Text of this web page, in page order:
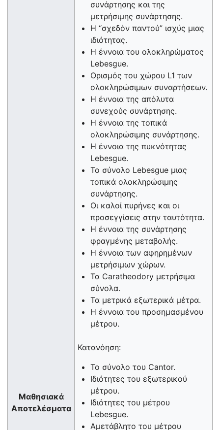
Μαθησιακά
Αποτελέσματα
συνάρτησης και της
μετρήσιμης συνάρτησης.
Η “σχεδόν παντού” ισχύς μιας
ιδιότητας.
Η έννοια του ολοκληρώματος
Lebesgue.
Ορισμός του χώρου L1 των
ολοκληρώσιμων συναρτήσεων.
Η έννοια της απόλυτα
συνεχούς συνάρτησης.
Η έννοια της τοπικά
ολοκληρώσιμης συνάρτησης.
Η έννοια της πυκνότητας
Lebesgue.
Το σύνολο Lebesgue μιας
τοπικά ολοκληρώσιμης
συνάρτησης.
Οι καλοί πυρήνες και οι
προσεγγίσεις στην ταυτότητα.
Η έννοια της συνάρτησης
φραγμένης μεταβολής.
Η έννοια των αφηρημένων
μετρήσιμων χώρων.
Τα Caratheodory μετρήσιμα
σύνολα.
Τα μετρικά εξωτερικά μέτρα.
Η έννοια του προσημασμένου
μέτρου.
Κατανόηση:
Το σύνολο του Cantor.
Ιδιότητες του εξωτερικού
μέτρου.
Ιδιότητες του μέτρου
Lebesgue.
Αμετάβλητο του μέτρου